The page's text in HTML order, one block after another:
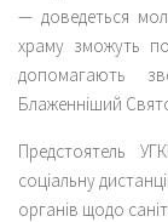
— доведеться
храму зможуть
допомагають
Блаженніший
Предстоятель
соціальну
органів щодо